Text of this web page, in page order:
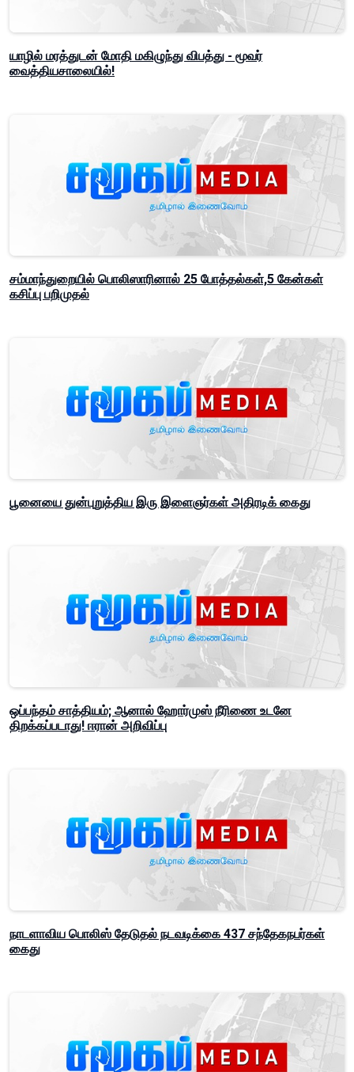
யாழில் மரத்துடன் மோதி மகிழுந்து விபத்து - மூவர்
வைத்தியசாலையில்!
சம்மாந்துறையில் பொலிஸாரினால் 25 போத்தல்கள்,5 கேன்கள்
கசிப்பு பறிமுதல்
பூனையை துன்புறுத்திய இரு இளைஞர்கள் அதிரடிக் கைது
ஒப்பந்தம் சாத்தியம்; ஆனால் ஹோர்முஸ் நீரிணை உடனே
திறக்கப்படாது! ஈரான் அறிவிப்பு
நாடளாவிய பொலிஸ் தேடுதல் நடவடிக்கை 437 சந்தேகநபர்கள்
கைது